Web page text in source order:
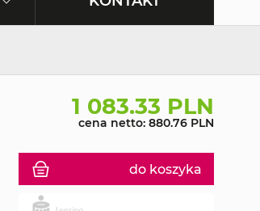
1 083.33 PLN
cena netto: 880.76 PLN
do koszyka